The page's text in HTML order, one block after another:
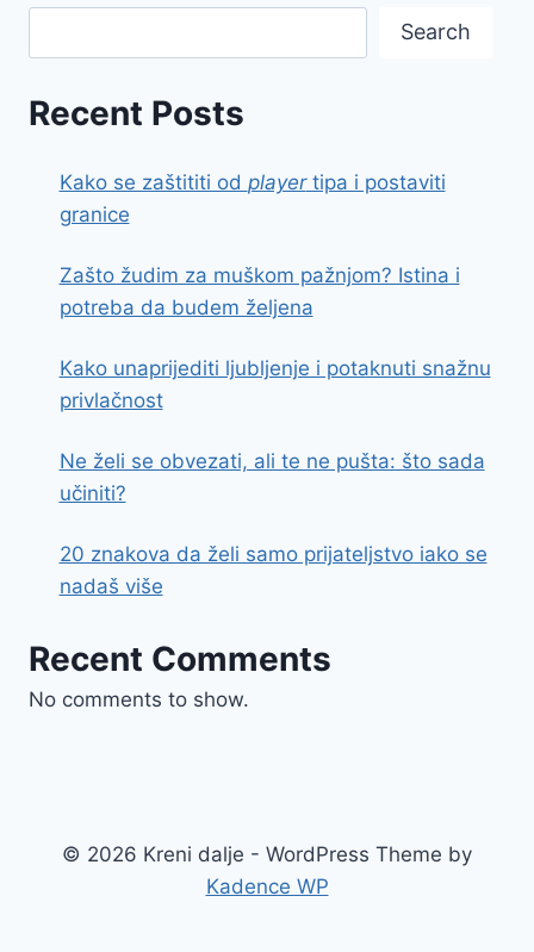
Search
Recent Posts
Kako se zaštititi od playertipa i postaviti
granice
Zašto žudim za muškom pažnjom? Istina i
potreba da budem željena
Kako unaprijediti ljubljenje i potaknuti snažnu
privlačnost
Ne želi se obvezati, ali te ne pušta: što sada
učiniti?
20 znakova da želi samo prijateljstvo iako se
nadaš više
Recent Comments
No comments to show.
© 2026 Kreni dalje - WordPress Theme by
Kadence WP